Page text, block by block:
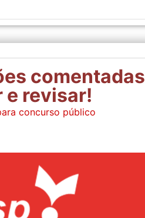
comentadas
e revisar!
concurso público